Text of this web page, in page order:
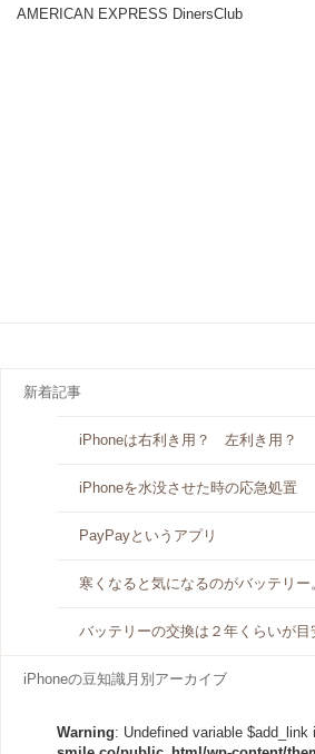
AMERICAN EXPRESS DinersClub
新着記事
iPhoneは右利き用？ 左利き用？
iPhoneを水没させた時の応急処置
PayPayというアプリ
寒くなると気になるのがバッテリー
バッテリーの交換は２年くらいが目
iPhoneの豆知識月別アーカイブ
Warning: Undefined variable $add_link